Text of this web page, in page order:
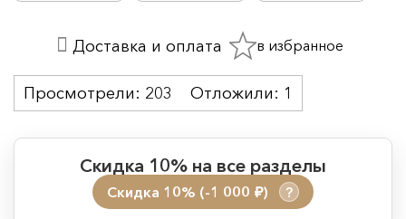
Скидка 10% на все разделы
Скидка 10% (-1 000 руб.) ?
Просмотрели: 203 Отложили: 1
Доставка и оплата в избранное